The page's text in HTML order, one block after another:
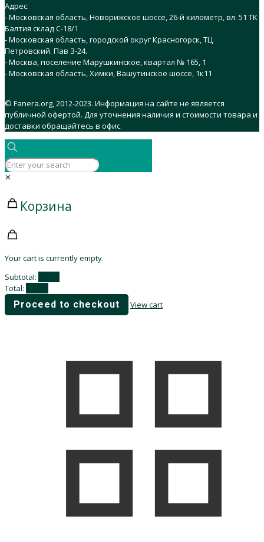
Адрес:
- Московская область, Новорижское шоссе, 26-й километр, вл. 51 ТК
Балтия склад C-18/1
- Московская область, городской округ Красногорск, ТЦ
Петровский. Пав З-24.
- Москва, поселение Марушкинское, квартал № 165, 1
- Московская область, Химки, Вашутинское шоссе, 1к11
© Fanera.org, 2012-2023. Информация на сайте не является
публичной офертой. Для уточнения наличия и стоимости товара и
доставки обращайтесь в офис.
✕
Корзина
Your cart is currently empty.
Subtotal:
Total:
Proceed to checkout View cart